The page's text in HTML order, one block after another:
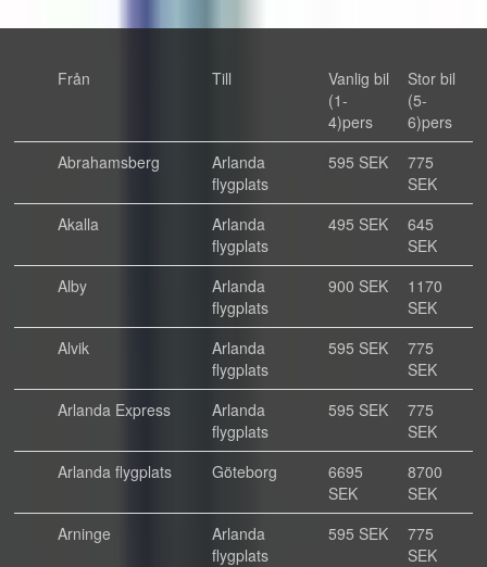
Från Till
Vanlig bil
(1-
4)pers
Stor bil
(5-
6)pers
Abrahamsberg
Arlanda
flygplats
595 SEK
775
SEK
Akalla
Arlanda
flygplats
495 SEK
645
SEK
Alby
Arlanda
flygplats
900 SEK
1170
SEK
Alvik
Arlanda
flygplats
595 SEK
775
SEK
Arlanda Express
Arlanda
flygplats
595 SEK
775
SEK
Arlanda flygplats
Göteborg
6695
SEK
8700
SEK
Arninge
Arlanda
flygplats
595 SEK
775
SEK